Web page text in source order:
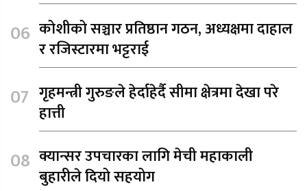
कोशीको सञ्चार प्रतिष्ठान गठन, अध्यक्षमा दाहाल
र रजिस्टारमा भट्टराई
गृहमन्त्री गुरुङले हेर्दाहेर्दै सीमा क्षेत्रमा देखा परे
हात्ती
क्यान्सर उपचारका लागि मेची महाकाली
बुहारीले दियो सहयोग